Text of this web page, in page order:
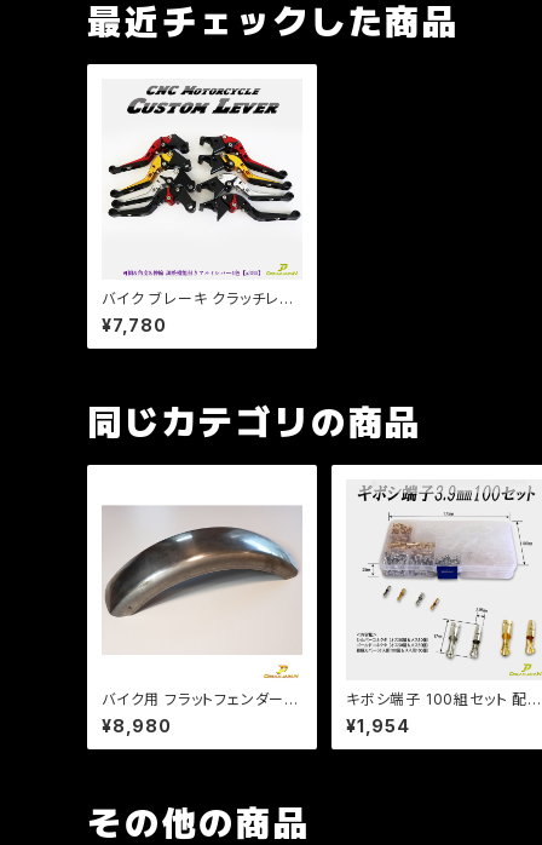
最近チェックした商品
バイク ブレーキ クラッチレバ
ー 左右セット ヤマハ カワサキ
YZF XJR ZXR ZZR 他 【a3
80】 可倒&角度&伸縮 調整機
¥7,780
同じカテゴリの商品
バイク用 フラットフェンダー
長さ560mm 幅150mm 汎用
タイプ 溶接、加工用 素地。ス
チール製 b370
¥8,980
キボシ端子 100組セット 配線
用 /車 /バイク 整備/3.9m
m ケース付/c069【クリック
ポスト送料無料】
¥1,954
その他の商品